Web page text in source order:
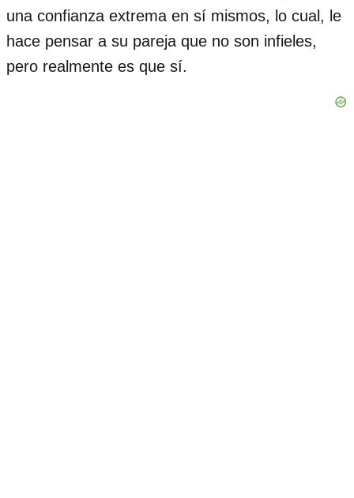
una confianza extrema en sí mismos, lo cual, le
hace pensar a su pareja que no son infieles,
pero realmente es que sí.